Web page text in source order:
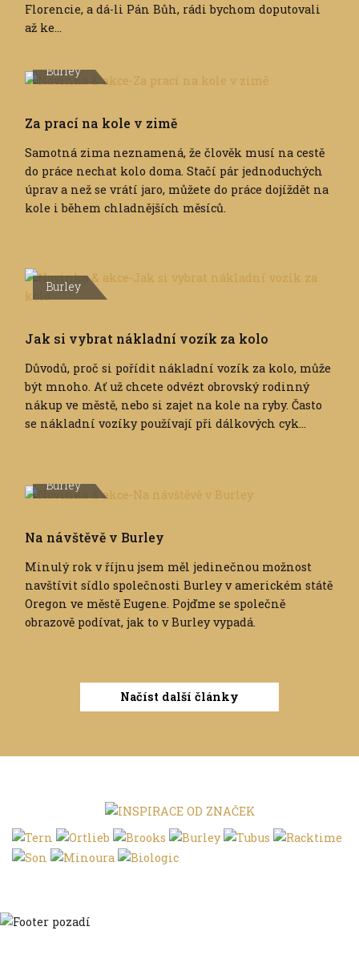
Florencie, a dá-li Pán Bůh, rádi bychom doputovali
až ke...
Burley
Za prací na kole v zimě
Samotná zima neznamená, že člověk musí na cestě
do práce nechat kolo doma. Stačí pár jednoduchých
úprav a než se vrátí jaro, můžete do práce dojíždět na
kole i během chladnějších měsíců.
Burley
Jak si vybrat nákladní vozík za kolo
Důvodů, proč si pořídit nákladní vozík za kolo, může
být mnoho. Ať už chcete odvézt obrovský rodinný
nákup ve městě, nebo si zajet na kole na ryby. Často
se nákladní vozíky používají při dálkových cyk...
Burley
Na návštěvě v Burley
Minulý rok v říjnu jsem měl jedinečnou možnost
navštívit sídlo společnosti Burley v americkém státě
Oregon ve městě Eugene. Pojďme se společně
obrazově podívat, jak to v Burley vypadá.
Načíst další články